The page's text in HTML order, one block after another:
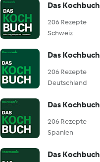
Das Kochbuch
206 Rezepte
Schweiz
Das Kochbuch
206 Rezepte
Deutschland
Das Kochbuch
206 Rezepte
Spanien
Das Kochbuch